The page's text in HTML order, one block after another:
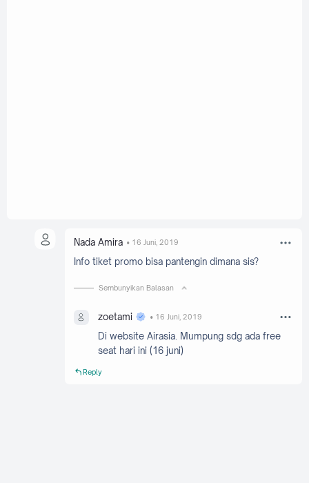
Nada Amira 16 Juni, 2019
Info tiket promo bisa pantengin dimana sis?
Sembunyikan Balasan
zoetami 16 Juni, 2019
Di website Airasia. Mumpung sdg ada free
seat hari ini (16 juni)
Reply